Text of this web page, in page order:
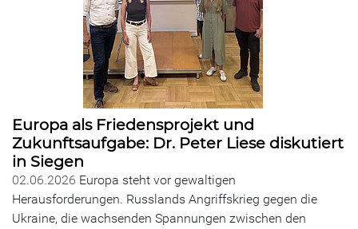
Europa als Friedensprojekt und
Zukunftsaufgabe: Dr. Peter Liese diskutiert
in Siegen
02.06.2026 Europa steht vor gewaltigen
Herausforderungen. Russlands Angriffskrieg gegen die
Ukraine, die wachsenden Spannungen zwischen den